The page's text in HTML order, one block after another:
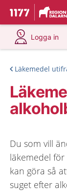
Till startsidan
Du har
Logga in
på
Läkemedel
Du som vill
läkemedel
kan göra så
suget efter